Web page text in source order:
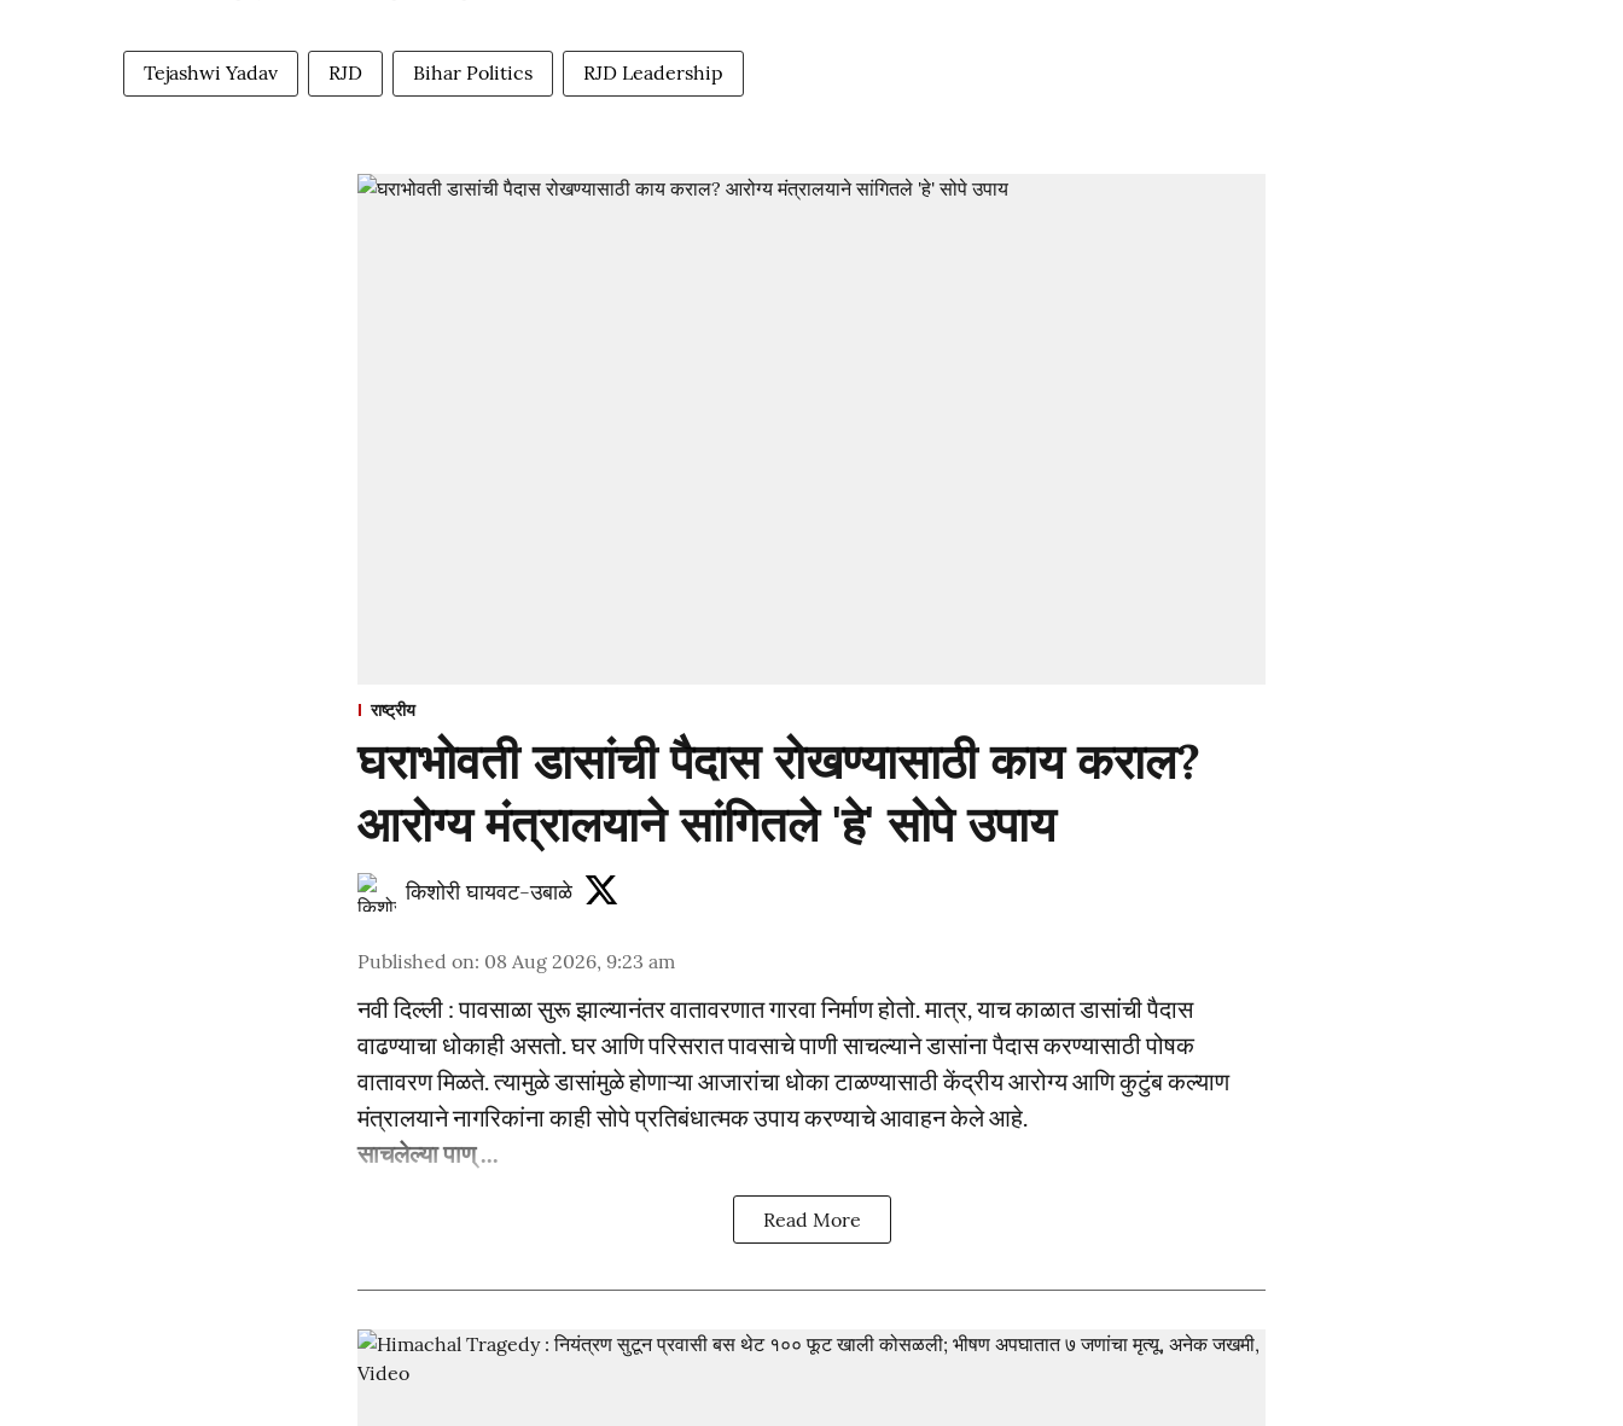
Tejashwi Yadav RJD Bihar Politics RJD Leadership
राष्ट्रीय
घराभोवती डासांची पैदास रोखण्यासाठी काय कराल?
आरोग्य मंत्रालयाने सांगितले 'हे' सोपे उपाय
किशोरी घायवट-उबाळे
Published on: 08 Aug 2026, 9:23 am
नवी दिल्ली : पावसाळा सुरू झाल्यानंतर वातावरणात गारवा निर्माण होतो. मात्र, याच काळात डासांची पैदास
वाढण्याचा धोकाही असतो. घर आणि परिसरात पावसाचे पाणी साचल्याने डासांना पैदास करण्यासाठी पोषक
वातावरण मिळते. त्यामुळे डासांमुळे होणाऱ्या आजारांचा धोका टाळण्यासाठी केंद्रीय आरोग्य आणि कुटुंब कल्याण
मंत्रालयाने नागरिकांना काही सोपे प्रतिबंधात्मक उपाय करण्याचे आवाहन केले आहे.
साचलेल्या पाण् ...
Read More